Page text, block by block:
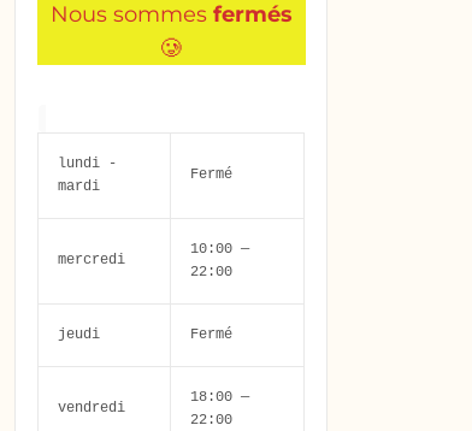
Nous sommes fermés
🥲
lundi -
mardi
Fermé
mercredi
10:00 —
22:00
jeudi Fermé
vendredi
18:00 —
22:00